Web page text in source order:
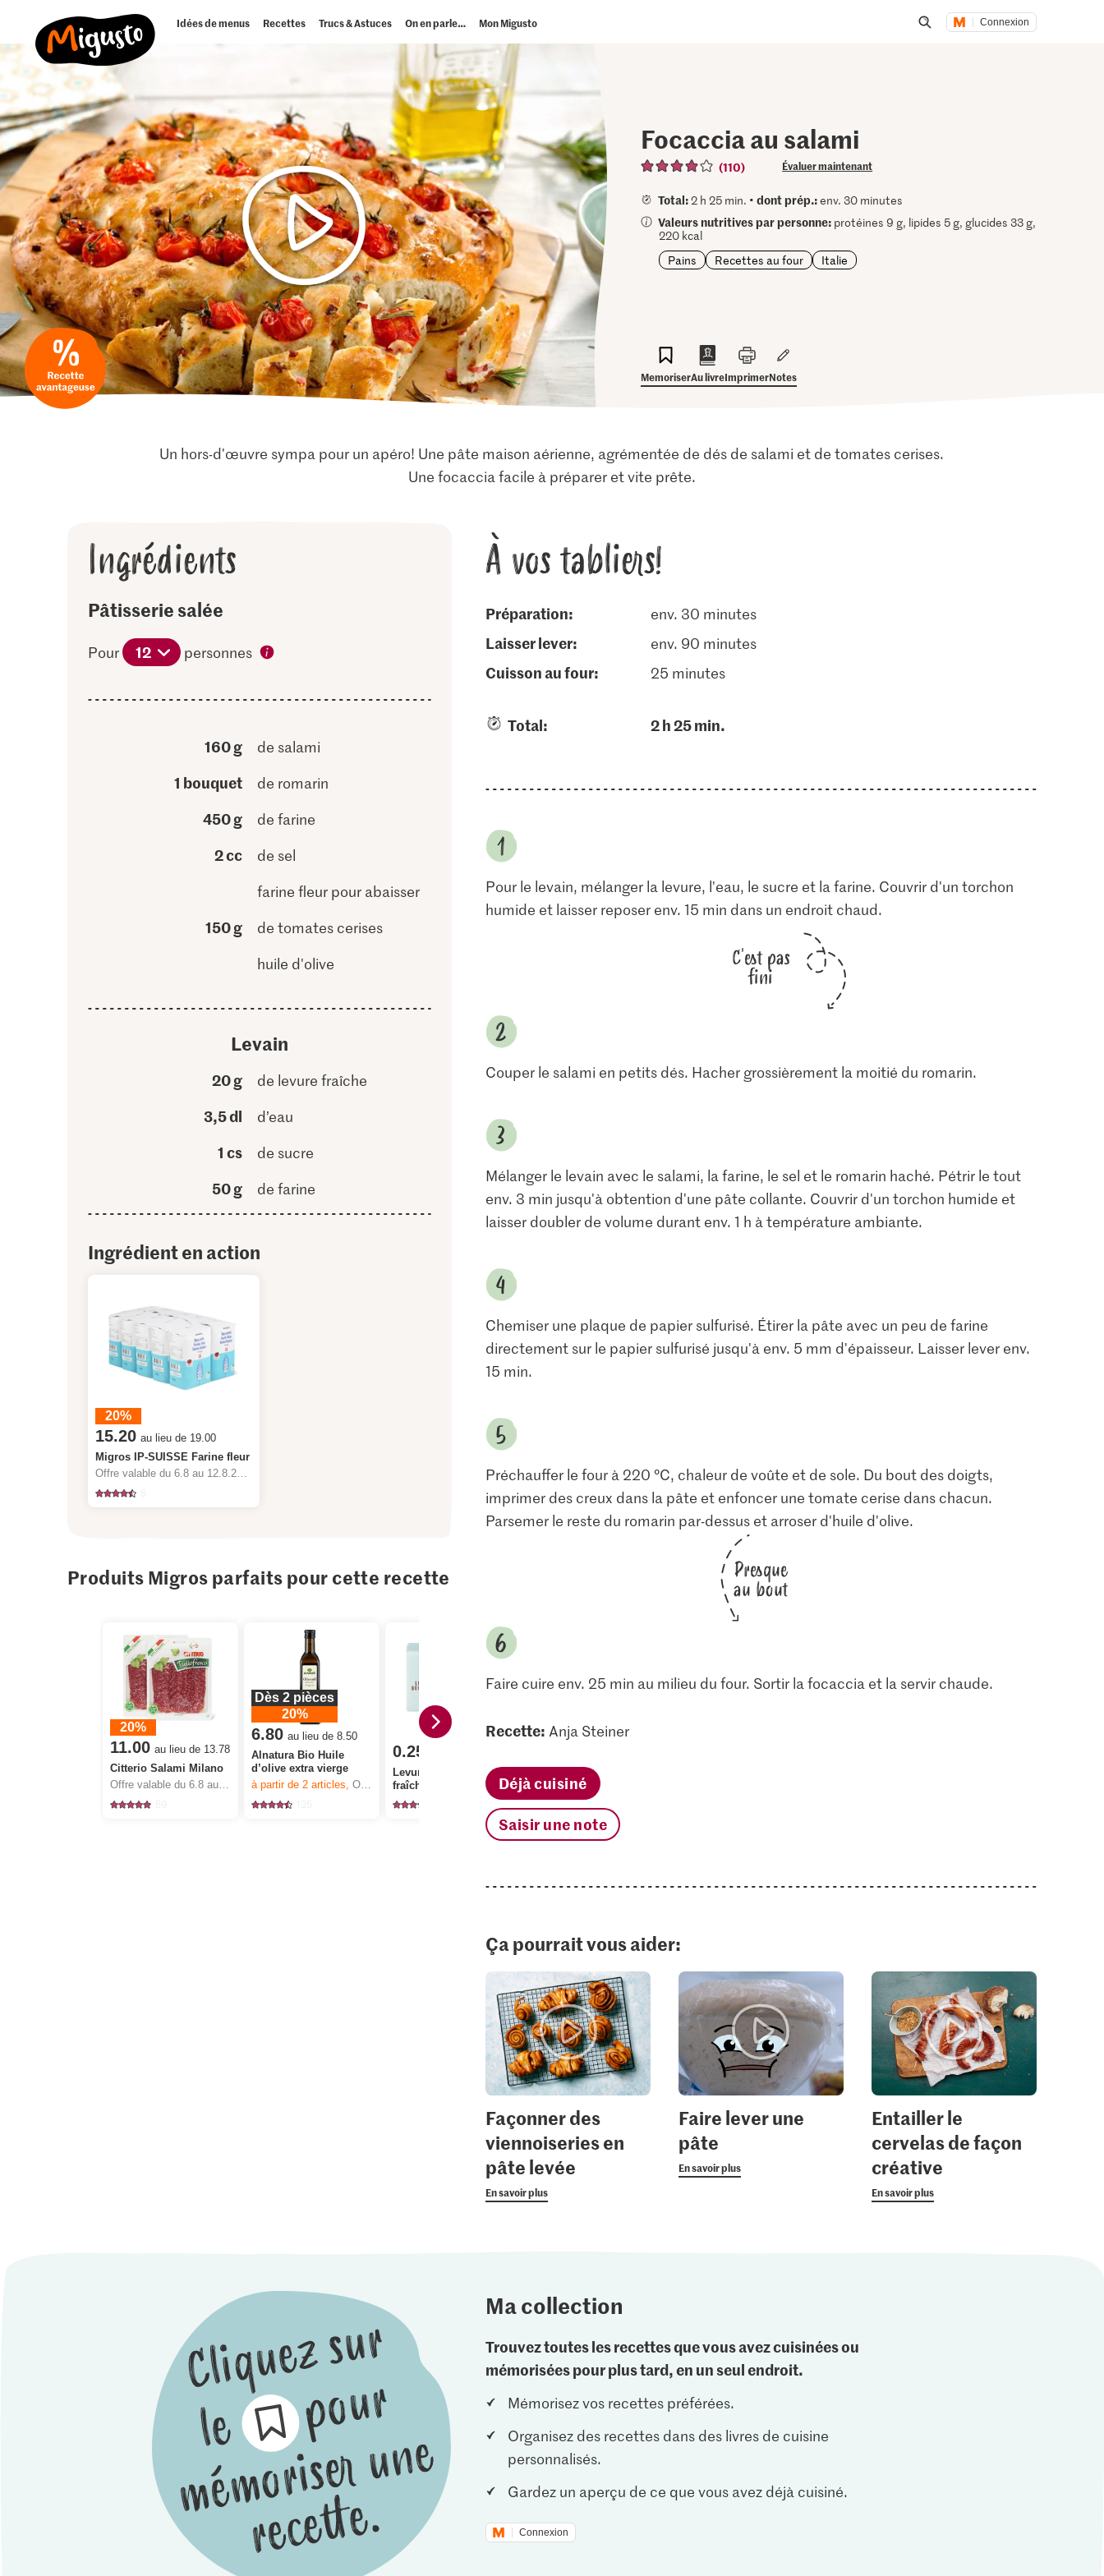
Idées de menus Recettes Trucs & Astuces On en parle… Mon Migusto Connexion
Focaccia au salami
(110) Évaluer maintenant
Total:2 h 25 min. •dont prép.:env. 30 minutes
Valeurs nutritives par personne: protéines 9 g, lipides 5 g, glucides 33 g,
220 kcal
Pains
Recettes au four Italie
MemoriserAu livreImprimerNotes
Un hors-d'œuvre sympa pour un apéro! Une pâte maison aérienne, agrémentée de dés de salami et de tomates cerises.
Une focaccia facile à préparer et vite prête.
Ingrédients
Pâtisserie salée
Pour 12 personnes
160 g de salami
1 bouquet de romarin
450 g de farine
2 cc
de sel
farine fleur pour abaisser
150 g
de tomates cerises
huile d'olive
Levain
20 g de levure fraîche
3,5 dl d’eau
1 cs de sucre
50 g de farine
Ingrédient en action
20%
15.20 au lieu de 19.00
Migros IP-SUISSE Farine fleur
Offre valable du 6.8 au 12.8.2026, jusqu’à épuisement du stock.
Produits Migros parfaits pour cette recette
20%
11.00 au lieu de 13.78
Citterio Salami Milano
Dès 2 pièces
20%
6.80 au lieu de 8.50
Alnatura Bio Huile
d’olive extra vierge
à partir de 2articles,Offre valable du 6.8 au 12.8.2026, jusqu’à épuisement du stock.
0.25
Levure de boulangerie
fraîche
1.80
Cristal Sucre fin
cristallisé
1137
À vos tabliers!
Préparation: env. 30 minutes
laisser lever: env. 90 minutes
cuisson au four: 25 minutes
Total: 2 h 25 min.
Pour le levain, mélanger la levure, l'eau, le sucre et la farine. Couvrir d'un torchon
humide et laisser reposer env. 15 min dans un endroit chaud.
C'est pas
fini
Couper le salami en petits dés. Hacher grossièrement la moitié du romarin.
Mélanger le levain avec le salami, la farine, le sel et le romarin haché. Pétrir le tout
env. 3 min jusqu'à obtention d'une pâte collante. Couvrir d'un torchon humide et
laisser doubler de volume durant env. 1 h à température ambiante.
Chemiser une plaque de papier sulfurisé. Étirer la pâte avec un peu de farine
directement sur le papier sulfurisé jusqu'à env. 5 mm d'épaisseur. Laisser lever env.
15 min.
Préchauffer le four à 220 °C, chaleur de voûte et de sole. Du bout des doigts,
imprimer des creux dans la pâte et enfoncer une tomate cerise dans chacun.
Parsemer le reste du romarin par-dessus et arroser d'huile d'olive.
Presque
au bout
Faire cuire env. 25 min au milieu du four. Sortir la focaccia et la servir chaude.
Recette: Anja Steiner
Déjà cuisiné
Saisir une note
Ça pourrait vous aider:
Façonner des
viennoiseries en
pâte levée
En savoir plus
Faire lever une
pâte
En savoir plus
Entailler le
cervelas de façon
créative
En savoir plus
Ma collection
Trouvez toutes les recettes que vous avez cuisinées ou
mémorisées pour plus tard, en un seul endroit.
Mémorisez vos recettes préférées.
Organisez des recettes dans des livres de cuisine
personnalisés.
Gardez un aperçu de ce que vous avez déjà cuisiné.
Connexion